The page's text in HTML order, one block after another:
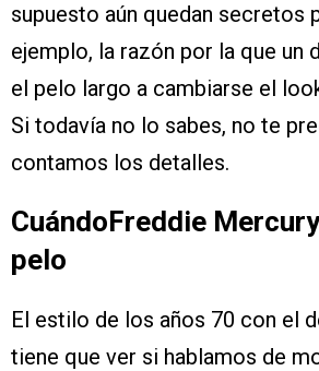
supuesto aún quedan secretos
ejemplo, la razón por la que un
el pelo largo a cambiarse el
Si todavía no lo sabes, no te
contamos los detalles.
CuándoFreddie
pelo
El estilo de los años 70 con el
tiene que ver si hablamos de